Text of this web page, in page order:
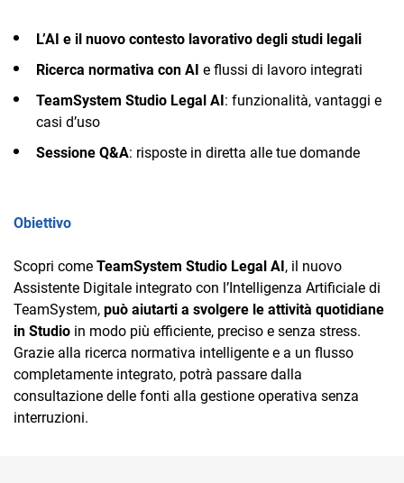
TeamSystem Corporate
TeamSystem Store
L’AI e il nuovo contesto lavorativo degli studi legali
Ricerca normativa con AI e flussi di lavoro integrati
TeamSystem Studio Legal AI: funzionalità, vantaggi e
casi d’uso
Sessione Q&A: risposte in diretta alle tue domande
Obiettivo
Scopri come TeamSystem Studio Legal AI, il nuovo
Assistente Digitale integrato con l’Intelligenza Artificiale di
TeamSystem, può aiutarti a svolgere le attività quotidiane
in Studio in modo più efficiente, preciso e senza stress.
Grazie alla ricerca normativa intelligente e a un flusso
completamente integrato, potrà passare dalla
consultazione delle fonti alla gestione operativa senza
interruzioni.